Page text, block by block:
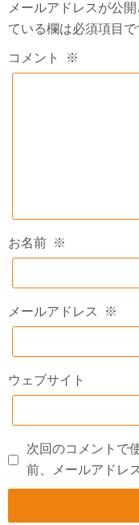
メールアドレスが公
ている欄は必須項目で
コメント ※
お名前 ※
メールアドレス ※
ウェブサイト
次回のコメントで
前、メールアドレ